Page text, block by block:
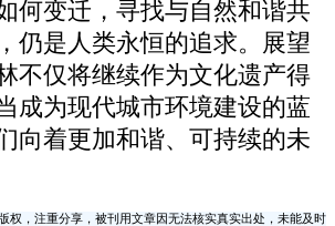
何变迁，寻找与自然和谐共
仍是人类永恒的追求。展望
不仅将继续作为文化遗产得
成为现代城市环境建设的蓝
向着更加和谐、可持续的未
权，注重分享，被刊用文章因无法核实真实出处，未能及时